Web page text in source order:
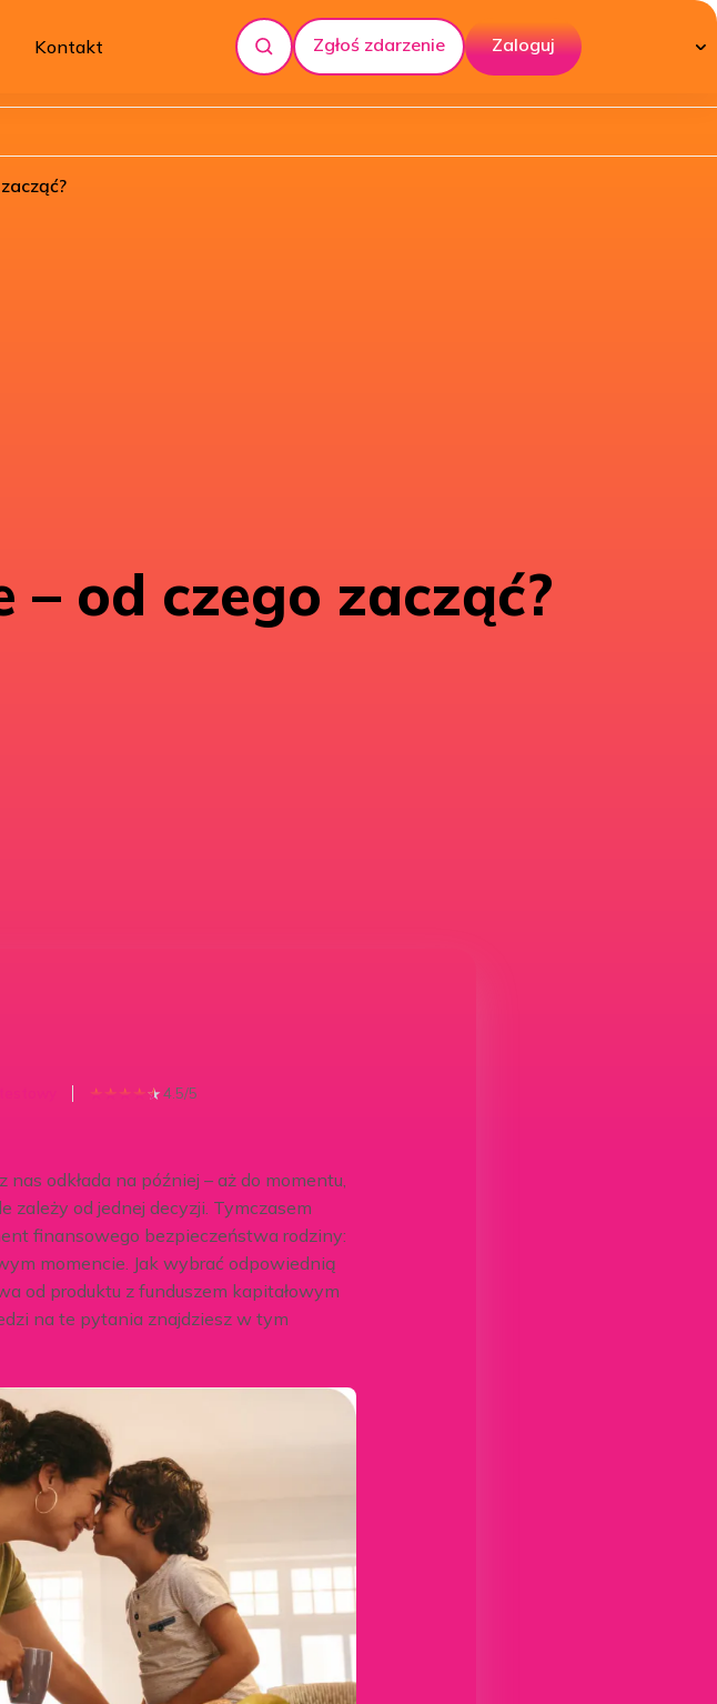
Kontakt
Szukaj
Zgłoś zdarzenie Zaloguj
– od czego zacząć?
★ ★ ★ ★ ★4.5/5
odkłada na później – aż do momentu,
zależy od jednej decyzji. Tymczasem
finansowego bezpieczeństwa rodziny:
momencie. Jak wybrać odpowiednią
od produktu z funduszem kapitałowym
na te pytania znajdziesz w tym